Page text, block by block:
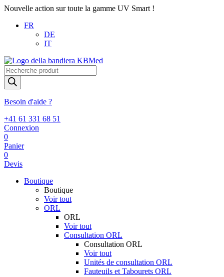
Nouvelle action sur toute la gamme UV Smart !
FR
DE
IT
Recherche
de
produits
Besoin d'aide ?
+41 61 331 68 51
Connexion
0
Panier
0
Devis
Boutique
Boutique
Voir tout
ORL
ORL
Voir tout
Consultation ORL
Consultation ORL
Voir tout
Unités de consultation ORL
Fauteuils et Tabourets ORL